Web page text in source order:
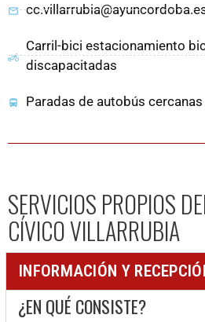
Carril-bici estacionamiento
discapacitadas
Paradas de autobús cercanas
SERVICIOS PROPIOS
CÍVICO VILLARRUBIA
INFORMACIÓN Y
¿EN QUÉ CONSISTE?